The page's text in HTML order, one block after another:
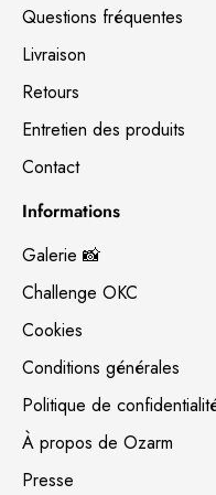
Questions fréquentes
Livraison
Retours
Entretien des produits
Contact
Informations
Galerie 📸
Challenge OKC
Cookies
Conditions générales
Politique de
À propos de Ozarm
Presse